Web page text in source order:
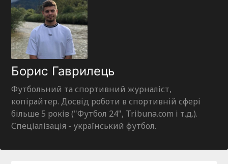
Борис Гаврилець
Футбольний та спортивний журналіст,
копірайтер. Досвід роботи в спортивній сфері
більше 5 років ("Футбол 24", Tribuna.com і т.д.).
Спеціалізація - український футбол.